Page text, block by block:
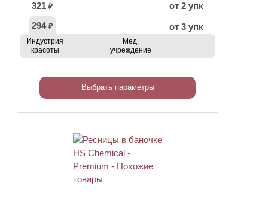
321 ₽
от 2 упк
294 ₽ от 3 упк
Индустрия
красоты
Мед.
учреждение
Выбрать параметры